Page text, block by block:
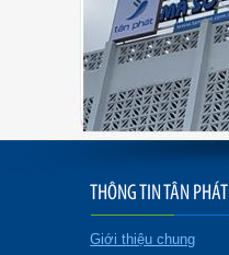
THÔNG TIN TÂN PHÁT
Giới thiệu chung